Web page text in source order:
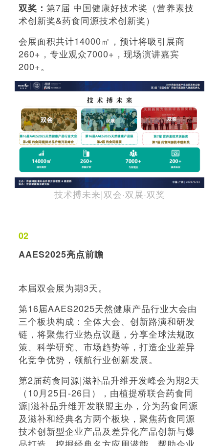
双奖： 第7届 中国健康好技术奖（营养素技
术创新奖&药食同源技术创新奖）
会展面积共计14000㎡，预计将吸引展商
260+，专业观众7000+，现场演讲嘉宾
200+。
技术搏未来|双会·双展·双奖
02
AAES2025亮点前瞻
本届双会展为期3天。
第16届AAES2025天然健康产品行业大会由
三个板块构成：全体大会、创新路演和研发
链，将聚焦行业热点议题，分享全球法规政
策、科学研究、市场趋势等，打造企业差异
化竞争优势，领航行业创新发展。
第2届药食同源|滋补品升维开发峰会为期2天
（10月25日-26日），由植提桥联合药食同
源|滋补品升维开发联盟主办，分为药食同源
及滋补和经典名方两个板块，聚焦药食同源
技术创新型企业产品及差异化产品创新与爆